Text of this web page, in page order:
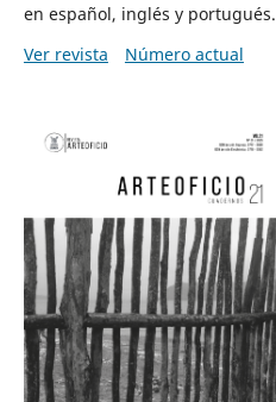
en español, inglés y portugués.
Ver revista
Número actual